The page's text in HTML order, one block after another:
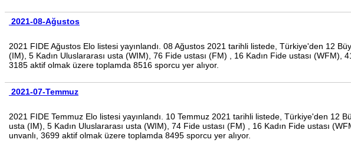
2021-08-Ağustos
2021 FIDE Ağustos Elo listesi yayınlandı. 08 Ağustos 2021 tarihli listede, Türkiye'den 12
(IM), 5 Kadın Uluslararası usta (WIM), 76 Fide ustası (FM) , 16 Kadın Fide ustası (WFM),
3185 aktif olmak üzere toplamda 8516 sporcu yer alıyor.
2021-07-Temmuz
2021 FIDE Temmuz Elo listesi yayınlandı. 10 Temmuz 2021 tarihli listede, Türkiye'den 12
usta (IM), 5 Kadın Uluslararası usta (WIM), 74 Fide ustası (FM) , 16 Kadın Fide ustası
unvanlı, 3699 aktif olmak üzere toplamda 8495 sporcu yer alıyor.